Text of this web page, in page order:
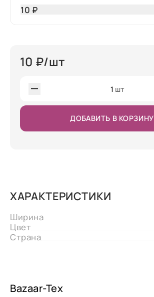
10 ₽
10 ₽/шт
1 шт
ДОБАВИТЬ В КОРЗИНУ
ХАРАКТЕРИСТИКИ
Ширина
Цвет
Страна
Bazaar-Tex